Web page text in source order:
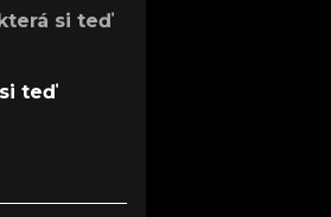
si teď
teď